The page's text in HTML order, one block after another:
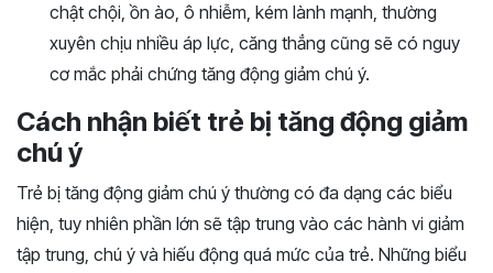
chật chội, ồn ào, ô nhiễm, kém lành mạnh, thường
xuyên chịu nhiều áp lực, căng thẳng cũng sẽ có nguy
cơ mắc phải chứng tăng động giảm chú ý.
Cách nhận biết trẻ bị tăng động giảm
chú ý
Trẻ bị tăng động giảm chú ý thường có đa dạng các biểu
hiện, tuy nhiên phần lớn sẽ tập trung vào các hành vi giảm
tập trung, chú ý và hiếu động quá mức của trẻ. Những biểu